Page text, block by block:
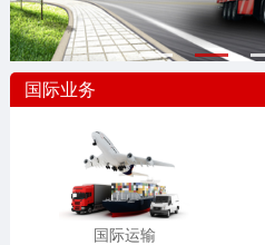
国际业务
国际运输